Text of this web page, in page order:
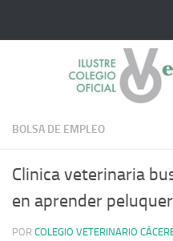
BOLSA DE EMPLEO
Clinica veterinaria
en aprender
POR COLEGIO VETERINARIO